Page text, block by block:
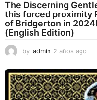
The Discerning
this forced proximity
of Bridgerton in
(English Edition)
by admin 2 años ago
ñ
o
s
a